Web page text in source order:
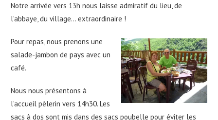
Notre arrivée vers 13h nous laisse admiratif du lieu, de
l’abbaye, du village… extraordinaire !
Pour repas, nous prenons une
salade-jambon de pays avec un
café.
Nous nous présentons à
l’accueil pèlerin vers 14h30. Les
sacs à dos sont mis dans des sacs poubelle pour éviter les